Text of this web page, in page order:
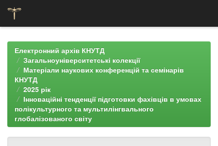
navigationЕлектронний архів КНУТД
Загальноуніверситетські колекції
Матеріали наукових конференцій та семінарів
КНУТД
2025 рік
Інноваційні тенденції підготовки фахівців в умовах
полікультурного та мультилінгвального
глобалізованого світу